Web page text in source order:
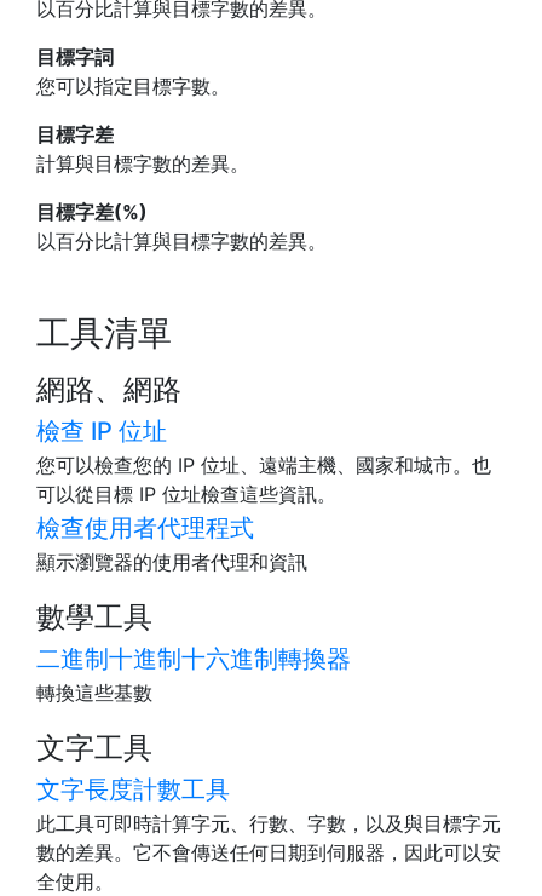
以百分比計算與目標字數的差異。
目標字詞
您可以指定目標字數。
目標字差
計算與目標字數的差異。
目標字差(%)
以百分比計算與目標字數的差異。
工具清單
網路、網路
檢查 IP 位址
您可以檢查您的 IP 位址、遠端主機、國家和城市。也
可以從目標 IP 位址檢查這些資訊。
檢查使用者代理程式
顯示瀏覽器的使用者代理和資訊
數學工具
二進制十進制十六進制轉換器
轉換這些基數
文字工具
文字長度計數工具
此工具可即時計算字元、行數、字數，以及與目標字元
數的差異。它不會傳送任何日期到伺服器，因此可以安
全使用。